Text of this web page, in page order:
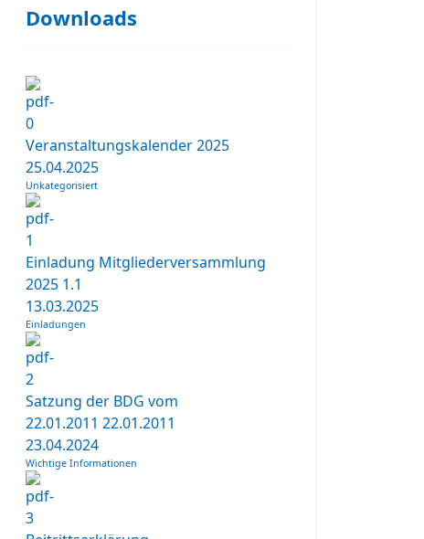
Downloads
Veranstaltungskalender 2025
25.04.2025
Unkategorisiert
Einladung Mitgliederversammlung
2025 1.1
13.03.2025
Einladungen
Satzung der BDG vom
22.01.2011 22.01.2011
23.04.2024
Wichtige Informationen